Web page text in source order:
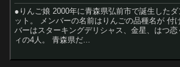
●りんご娘 2000年に青森県弘前市で誕生した
ット。 メンバーの名前はりんごの品種名が 付
バーはスターキングデリシャス、金星、はつ
ィの4人。 青森県だ...